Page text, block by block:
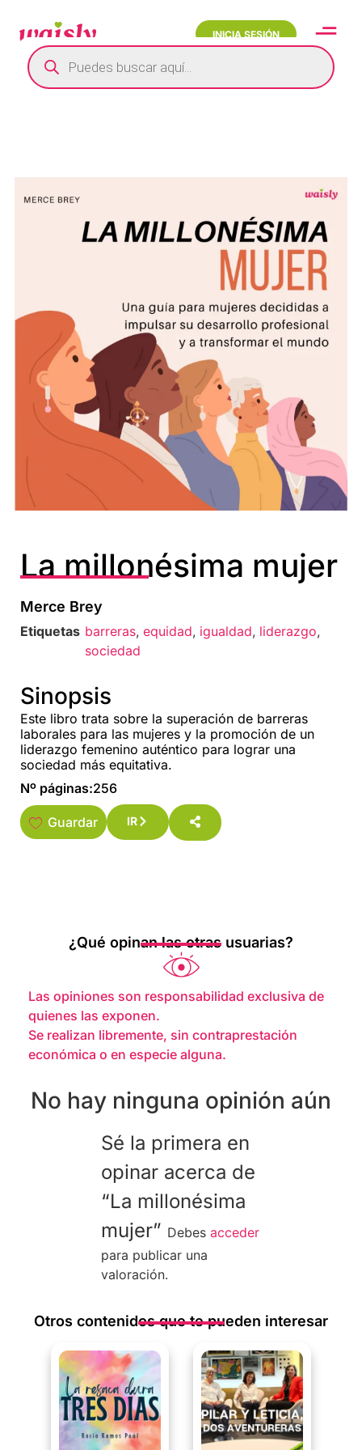
INICIA SESIÓN
La millonésima mujer
Merce Brey
Etiquetas barreras, equidad, igualdad, liderazgo,
sociedad
Sinopsis
Este libro trata sobre la superación de barreras
laborales para las mujeres y la promoción de un
liderazgo femenino auténtico para lograr una
sociedad más equitativa.
Nº páginas:256
Guardar IR
¿Qué opinan las otras usuarias?
Las opiniones son responsabilidad exclusiva de
quienes las exponen.
Se realizan libremente, sin contraprestación
económica o en especie alguna.
No hay ninguna opinión aún
Sé la primera en
opinar acerca de
“La millonésima
mujer” Debes acceder
para publicar una
valoración.
Otros contenidos que te pueden interesar